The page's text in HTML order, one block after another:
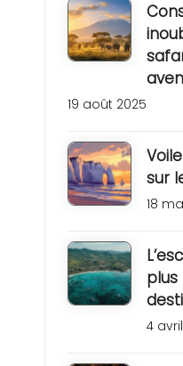
19 août 2025
sur
18
plus
4